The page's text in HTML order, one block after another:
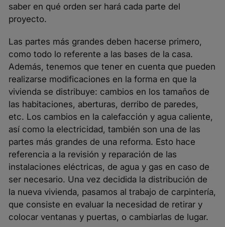
saber en qué orden ser hará cada parte del
proyecto.
Las partes más grandes deben hacerse primero,
como todo lo referente a las bases de la casa.
Además, tenemos que tener en cuenta que pueden
realizarse modificaciones en la forma en que la
vivienda se distribuye: cambios en los tamaños de
las habitaciones, aberturas, derribo de paredes,
etc. Los cambios en la calefacción y agua caliente,
así como la electricidad, también son una de las
partes más grandes de una reforma. Esto hace
referencia a la revisión y reparación de las
instalaciones eléctricas, de agua y gas en caso de
ser necesario. Una vez decidida la distribución de
la nueva vivienda, pasamos al trabajo de carpintería,
que consiste en evaluar la necesidad de retirar y
colocar ventanas y puertas, o cambiarlas de lugar.